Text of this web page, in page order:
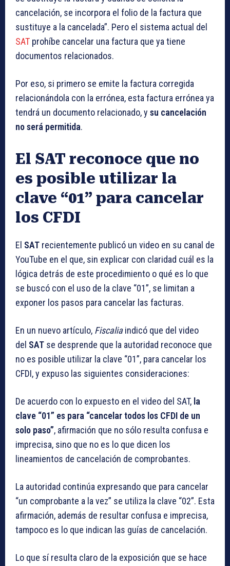
cancelación, se incorpora el folio de la factura que
sustituye a la cancelada”. Pero el sistema actual del
SAT prohíbe cancelar una factura que ya tiene
documentos relacionados.
Por eso, si primero se emite la factura corregida
relacionándola con la errónea, esta factura errónea ya
tendrá un documento relacionado, y su cancelación
no será permitida.
El SAT reconoce que no
es posible utilizar la
clave “01” para cancelar
los CFDI
El SAT recientemente publicó un video en su canal de
YouTube en el que, sin explicar con claridad cuál es la
lógica detrás de este procedimiento o qué es lo que
se buscó con el uso de la clave “01”, se limitan a
exponer los pasos para cancelar las facturas.
En un nuevo artículo, Fiscaliaindicó que del video
del SAT se desprende que la autoridad reconoce que
no es posible utilizar la clave “01”, para cancelar los
CFDI, y expuso las siguientes consideraciones:
De acuerdo con lo expuesto en el video del SAT, la
clave “01” es para “cancelar todos los CFDI de un
solo paso”, afirmación que no sólo resulta confusa e
imprecisa, sino que no es lo que dicen los
lineamientos de cancelación de comprobantes.
La autoridad continúa expresando que para cancelar
“un comprobante a la vez” se utiliza la clave “02”. Esta
afirmación, además de resultar confusa e imprecisa,
tampoco es lo que indican las guías de cancelación.
Lo que sí resulta claro de la exposición que se hace